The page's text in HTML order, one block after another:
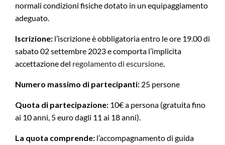
normali condizioni fisiche dotato in un equipaggiamento
adeguato.
Iscrizione: l’iscrizione è obbligatoria entro le ore 19.00 di
sabato 02 settembre 2023 e comporta l’implicita
accettazione del regolamento di escursione.
Numero massimo di partecipanti: 25 persone
Quota di partecipazione: 10€ a persona (gratuita fino
ai 10 anni, 5 euro dagli 11 ai 18 anni).
La quota comprende: l’accompagnamento di guida